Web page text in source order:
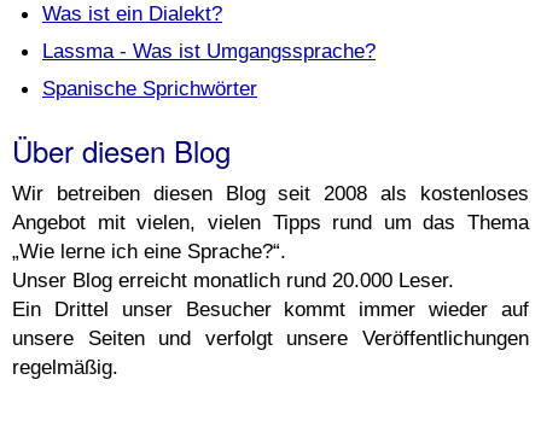
Was ist ein Dialekt?
Lassma - Was ist Umgangssprache?
Spanische Sprichwörter
Über diesen Blog
Wir betreiben diesen Blog seit 2008 als kostenloses
Angebot mit vielen, vielen Tipps rund um das Thema
„Wie lerne ich eine Sprache?“.
Unser Blog erreicht monatlich rund 20.000 Leser.
Ein Drittel unser Besucher kommt immer wieder auf
unsere Seiten und verfolgt unsere Veröffentlichungen
regelmäßig.